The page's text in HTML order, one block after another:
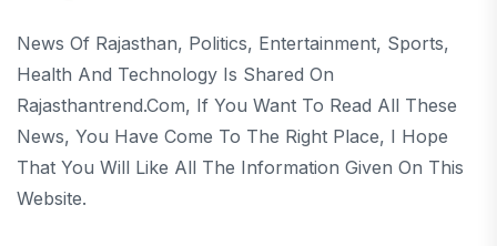
News Of Rajasthan, Politics, Entertainment, Sports,
Health And Technology Is Shared On
Rajasthantrend.com, If You Want To Read All These
News, You Have Come To The Right Place, I Hope
That You Will Like All The Information Given On This
Website.